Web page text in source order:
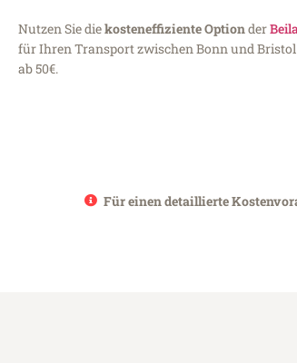
Nutzen Sie diekosteneffiziente Optionder
für Ihren Transport zwischen Bonn und
ab 50€.
Für einen detaillierte